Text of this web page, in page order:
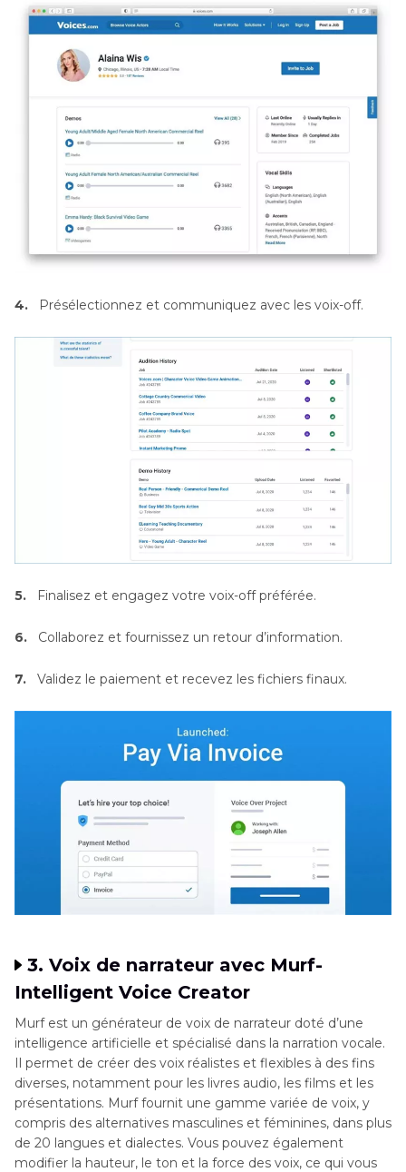
4. Présélectionnez et communiquez avec les voix-off.
5. Finalisez et engagez votre voix-off préférée.
6. Collaborez et fournissez un retour d’information.
7. Validez le paiement et recevez les fichiers finaux.
3. Voix de narrateur avec Murf-
Intelligent Voice Creator
Murf est un générateur de voix de narrateur doté d’une
intelligence artificielle et spécialisé dans la narration vocale.
Il permet de créer des voix réalistes et flexibles à des fins
diverses, notamment pour les livres audio, les films et les
présentations. Murf fournit une gamme variée de voix, y
compris des alternatives masculines et féminines, dans plus
de 20 langues et dialectes. Vous pouvez également
modifier la hauteur, le ton et la force des voix, ce qui vous